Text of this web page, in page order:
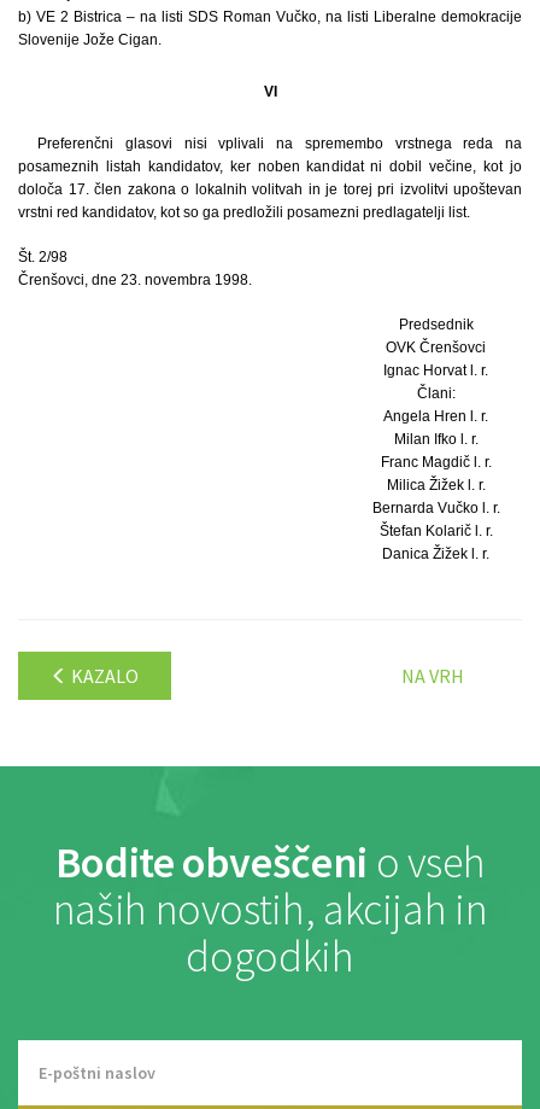
b) VE 2 Bistrica – na listi SDS Roman Vučko, na listi Liberalne demokracije
Slovenije Jože Cigan.
VI
Preferenčni glasovi nisi vplivali na spremembo vrstnega reda na
posameznih listah kandidatov, ker noben kandidat ni dobil večine, kot jo
določa 17. člen zakona o lokalnih volitvah in je torej pri izvolitvi upoštevan
vrstni red kandidatov, kot so ga predložili posamezni predlagatelji list.
Št. 2/98
Črenšovci, dne 23. novembra 1998.
Predsednik
OVK Črenšovci
Ignac Horvat l. r.
Člani:
Angela Hren l. r.
Milan Ifko l. r.
Franc Magdič l. r.
Milica Žižek l. r.
Bernarda Vučko l. r.
Štefan Kolarič l. r.
Danica Žižek l. r.
KAZALO NA VRH
Bodite obveščeni o vseh
naših novostih, akcijah in
dogodkih